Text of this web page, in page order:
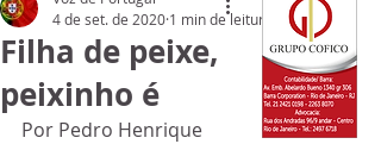
Filha de peixe,
peixinho é
4 de set. de 2020 1 min de leitura
Por Pedro Henrique